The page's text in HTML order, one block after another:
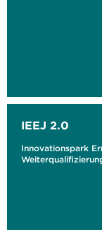
IEEJ 2.0
Innovationspark